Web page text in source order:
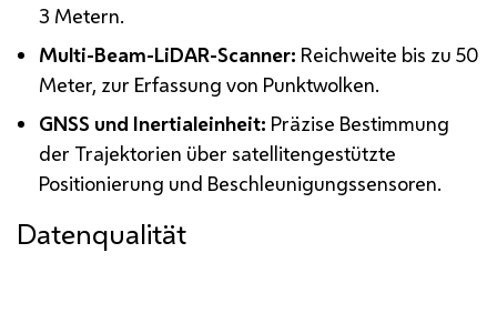
3 Metern.
Multi-Beam-LiDAR-Scanner: Reichweite bis zu 50
Meter, zur Erfassung von Punktwolken.
GNSS und Inertialeinheit: Präzise Bestimmung
der Trajektorien über satellitengestützte
Positionierung und Beschleunigungssensoren.
Datenqualität